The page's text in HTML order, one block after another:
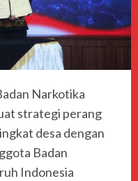
Narkotika
strategi perang
desa dengan
Badan
Indonesia